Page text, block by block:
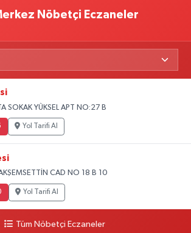
Nöbetçi Eczaneler
SOKAK YÜKSEL APT NO:27 B
Yol Tarifi Al
CAD NO 18 B 10
Yol Tarifi Al
Tüm Nöbetçi Eczaneler